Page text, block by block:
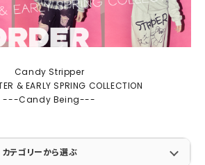
Candy Stripper
& EARLY SPRING COLLECTION
---Candy Being---
カテゴリーから選ぶ